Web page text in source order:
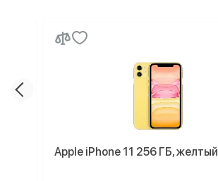
Apple iPhone 11 256 ГБ, желтый